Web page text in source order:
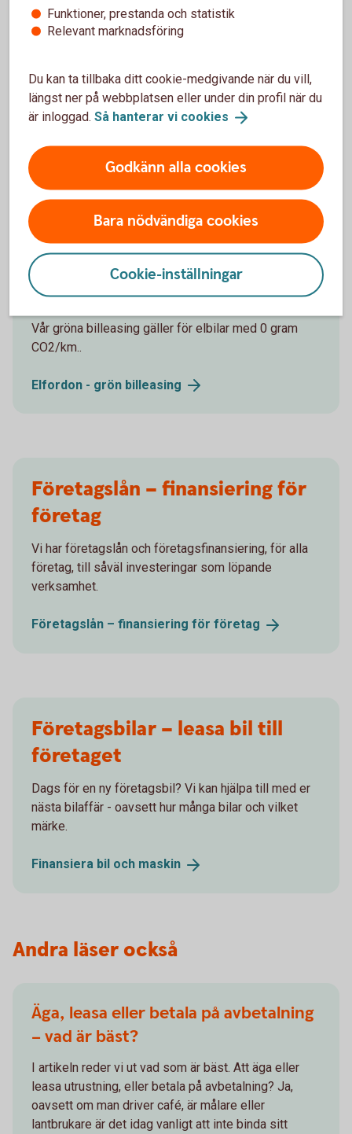
av ekonomi, körmönster och skatteregler.
skapar ni bättre förutsättningar för en bilpolicy som
fungerar långsiktigt, för både verksamheten och
medarbetarna.
Besök Skatteverket för mer information
Drivmedelsförmåner
Resor i
Grön billeasing
Vår gröna billeasing gäller för elbilar med 0 gram
CO2/km..
Elfordon - grön billeasing
Företagslån – finansiering för
företag
Vi har företagslån och företagsfinansiering, för alla
företag, till såväl investeringar som löpande
verksamhet.
Företagslån – finansiering för företag
Företagsbilar – leasa bil till
företaget
Dags för en ny företagsbil? Vi kan hjälpa till med er
nästa bilaffär - oavsett hur många bilar och vilket
märke.
Finansiera bil och maskin
Andra läser också
Äga, leasa eller betala på avbetalning
– vad är bäst?
I artikeln reder vi ut vad som är bäst. Att äga eller
leasa utrustning, eller betala på avbetalning? Ja,
oavsett om man driver café, är målare eller
lantbrukare är det idag vanligt att inte binda sitt
Funktioner, prestanda och statistik
Relevant marknadsföring
Du kan ta tillbaka ditt cookie-medgivande när du vill,
längst ner på webbplatsen eller under din profil när du
är inloggad. Så hanterar vi cookies
Godkänn alla cookies
Bara nödvändiga cookies
Cookie-inställningar